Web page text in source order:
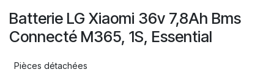
Batterie LG Xiaomi 36v 7,8Ah Bms
Connecté M365, 1S, Essential
Pièces détachées